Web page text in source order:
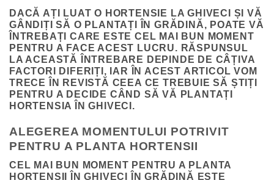
DACĂ AȚI LUAT O HORTENSIE LA GHIVECI ȘI VĂ
GÂNDIȚI SĂ O PLANTAȚI ÎN GRĂDINĂ, POATE VĂ
ÎNTREBAȚI CARE ESTE CEL MAI BUN MOMENT
PENTRU A FACE ACEST LUCRU. RĂSPUNSUL
LA ACEASTĂ ÎNTREBARE DEPINDE DE CÂȚIVA
FACTORI DIFERIȚI, IAR ÎN ACEST ARTICOL VOM
TRECE ÎN REVISTĂ CEEA CE TREBUIE SĂ ȘTIȚI
PENTRU A DECIDE CÂND SĂ VĂ PLANTAȚI
HORTENSIA ÎN GHIVECI.
ALEGEREA MOMENTULUI POTRIVIT
PENTRU A PLANTA HORTENSII
CEL MAI BUN MOMENT PENTRU A PLANTA
HORTENSII ÎN GHIVECI ÎN GRĂDINĂ ESTE